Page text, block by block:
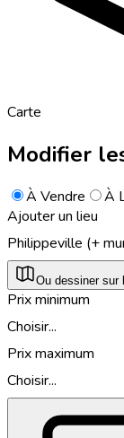
Carte
Modifier
À Vendre
À
Ajouter un lieu
Philippeville (+
Ou dessiner sur
Prix minimum
Choisir...
Prix maximum
Choisir...